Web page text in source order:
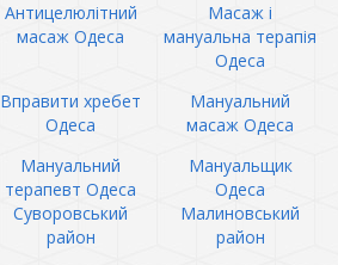
Антицелюлітний
масаж Одеса
Масаж і
мануальна терапія
Одеса
Вправити хребет
Одеса
Мануальний
масаж Одеса
Мануальний
терапевт Одеса
Суворовський
район
Мануальщик
Одеса
Малиновський
район